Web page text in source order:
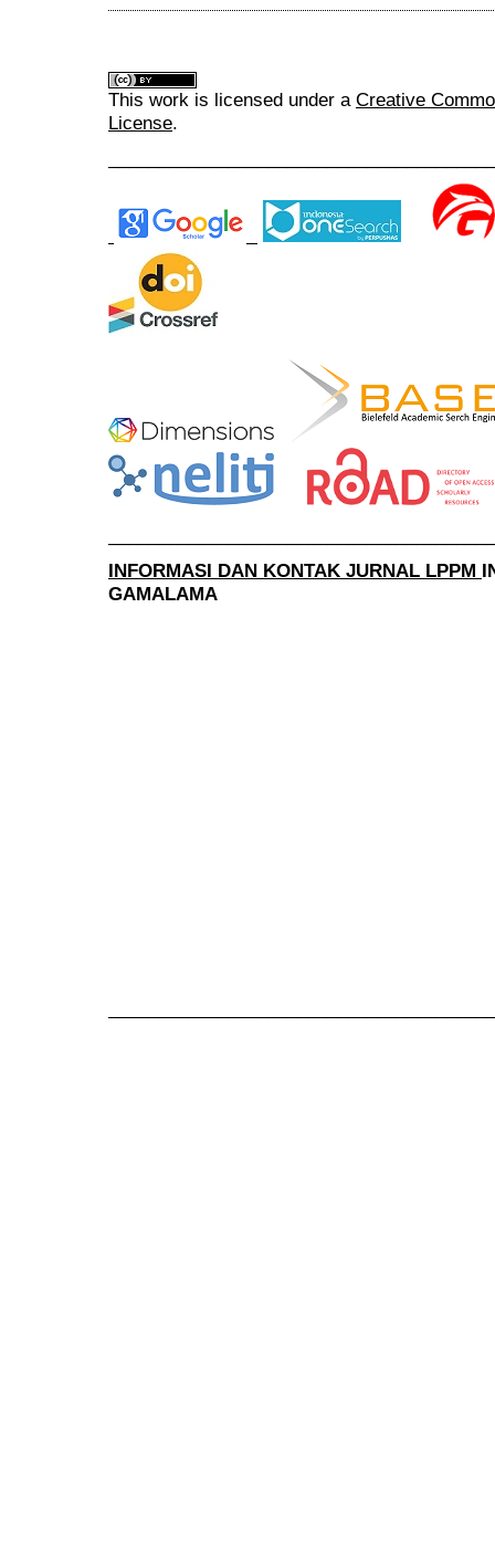
This work is licensed under a Creative
License.
INFORMASI DAN KONTAK JURNAL LPPM
GAMALAMA